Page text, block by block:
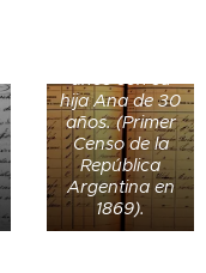
años con su
hija Ana de 30
años. (Primer
Censo de la
República
Argentina en
1869).
Registro de
bautismo de
Rómulo Julián
Castro el 22
de febrero de